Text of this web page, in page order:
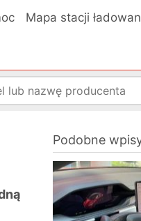
Mapa stacji
Podobne